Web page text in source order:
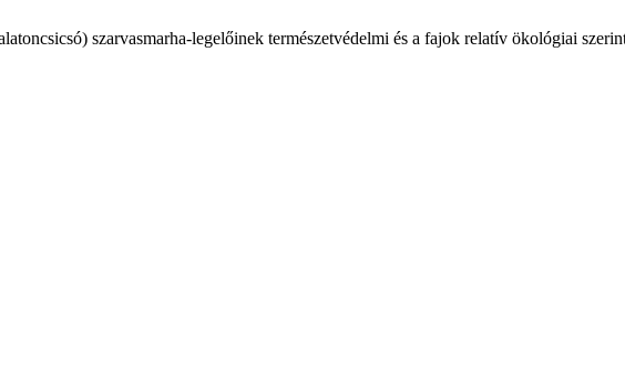
szarvasmarha-legelőinek természetvédelmi és a fajok relatív ökológiai